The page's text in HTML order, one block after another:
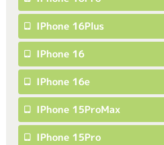
IPhone 16Plus
IPhone 16
IPhone 16e
IPhone 15ProMax
IPhone 15Pro